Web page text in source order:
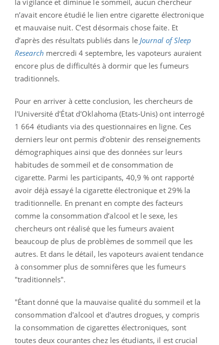
la vigilance et diminue le sommeil, aucun chercheur
n’avait encore étudié le lien entre cigarette électronique
et mauvaise nuit. C’est désormais chose faite. Et
d’après des résultats publiés dans le Journal of Sleep
Research mercredi 4 septembre, les vapoteurs auraient
encore plus de difficultés à dormir que les fumeurs
traditionnels.
Pour en arriver à cette conclusion, les chercheurs de
l'Université d'État d'Oklahoma (Etats-Unis) ont interrogé
1 664 étudiants via des questionnaires en ligne. Ces
derniers leur ont permis d’obtenir des renseignements
démographiques ainsi que des données sur leurs
habitudes de sommeil et de consommation de
cigarette. Parmi les participants, 40,9 % ont rapporté
avoir déjà essayé la cigarette électronique et 29% la
traditionnelle. En prenant en compte des facteurs
comme la consommation d’alcool et le sexe, les
chercheurs ont réalisé que les fumeurs avaient
beaucoup de plus de problèmes de sommeil que les
autres. Et dans le détail, les vapoteurs avaient tendance
à consommer plus de somnifères que les fumeurs
"traditionnels".
"Étant donné que la mauvaise qualité du sommeil et la
consommation d'alcool et d'autres drogues, y compris
la consommation de cigarettes électroniques, sont
toutes deux courantes chez les étudiants, il est crucial